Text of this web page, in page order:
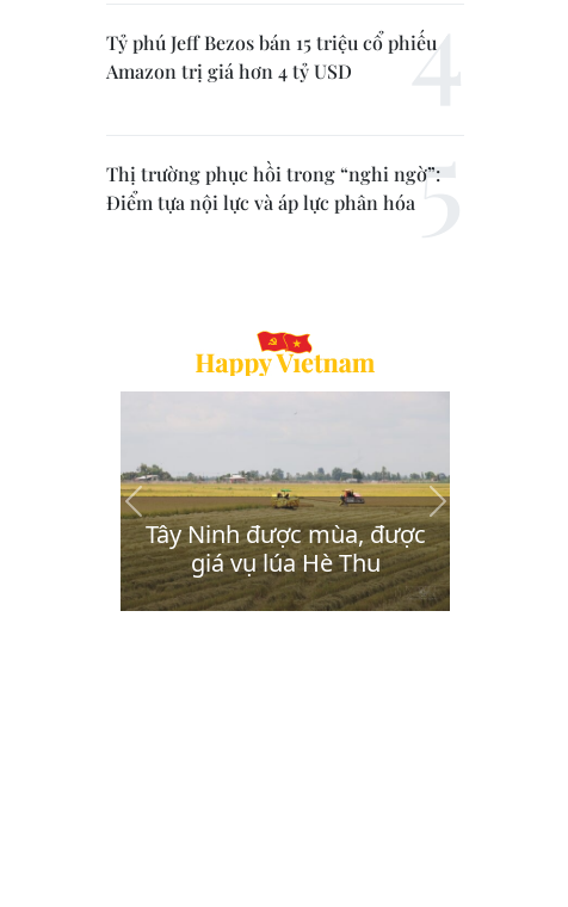
Tỷ phú Jeff Bezos bán 15 triệu cổ phiếu
Amazon trị giá hơn 4 tỷ USD
Thị trường phục hồi trong “nghi ngờ”:
Điểm tựa nội lực và áp lực phân hóa